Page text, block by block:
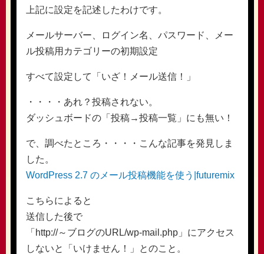
上記に設定を記述したわけです。
メールサーバー、ログイン名、パスワード、メー
ル投稿用カテゴリーの初期設定
すべて設定して「いざ！メール送信！」
・・・・あれ？投稿されない。
ダッシュボードの「投稿→投稿一覧」にも無い！
で、調べたところ・・・・こんな記事を発見しま
した。
WordPress 2.7 のメール投稿機能を使う|futuremix
こちらによると
送信した後で
「http://～ブログのURL/wp-mail.php」にアクセス
しないと「いけません！」とのこと。